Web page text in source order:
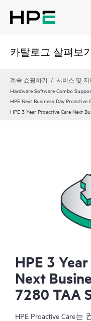
카탈로그 살펴보기
계속 쇼핑하기 서비스 및 지
Hardware Software Combo
HPE Next Business Day Proactive
HPE 3 Year Proactive Care Next
HPE 3
Next
7280 TAA
HPE Proactive Care